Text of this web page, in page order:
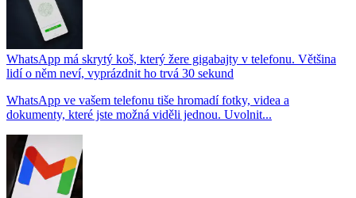
WhatsApp má skrytý koš, který žere gigabajty v telefonu. Většina
lidí o něm neví, vyprázdnit ho trvá 30 sekund
WhatsApp ve vašem telefonu tiše hromadí fotky, videa a
dokumenty, které jste možná viděli jednou. Uvolnit...